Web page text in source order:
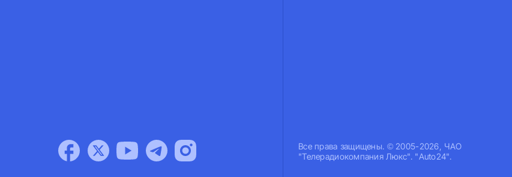
Все права защищены. © 2005-2026, ЧАО
"Телерадиокомпания Люкс". "Auto24".